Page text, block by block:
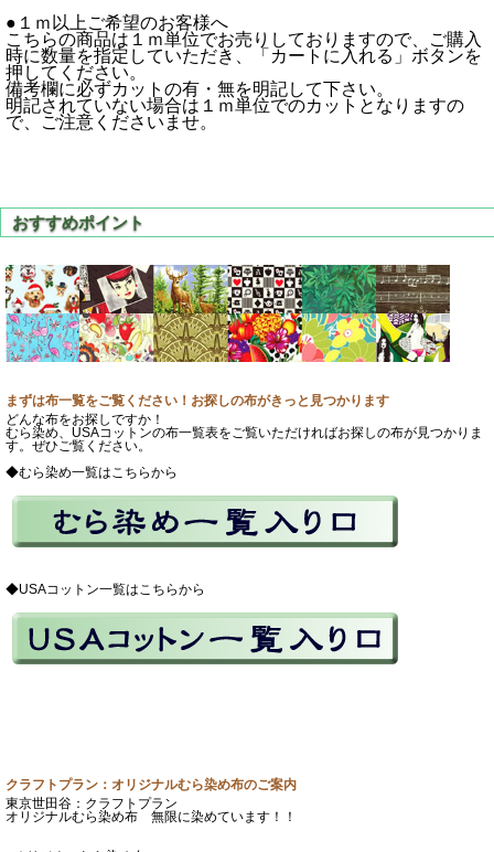
●１ｍ以上ご希望のお客様へ
こちらの商品は１ｍ単位でお売りしておりますので、ご購入
時に数量を指定していただき、「カートに入れる」ボタンを
押してください。
備考欄に必ずカットの有・無を明記して下さい。
明記されていない場合は１ｍ単位でのカットとなりますの
で、ご注意くださいませ。
まずは布一覧をご覧ください！お探しの布がきっと見つかります
どんな布をお探しですか！
むら染め、USAコットンの布一覧表をご覧いただければお探しの布が見つかりま
す。ぜひご覧ください。
◆むら染め一覧はこちらから
◆USAコットン一覧はこちらから
クラフトプラン：オリジナルむら染め布のご案内
東京世田谷：クラフトプラン
オリジナルむら染め布 無限に染めています！！